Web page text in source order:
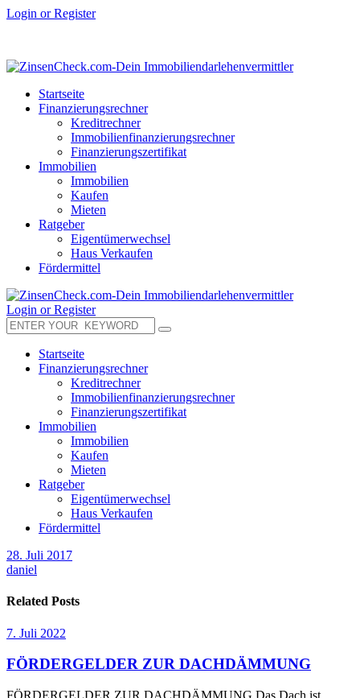
Login or Register
Startseite
Finanzierungsrechner
Kreditrechner
Immobilienfinanzierungsrechner
Finanzierungszertifikat
Immobilien
Immobilien
Kaufen
Mieten
Ratgeber
Eigentümerwechsel
Haus Verkaufen
Fördermittel
Login or Register
Startseite
Finanzierungsrechner
Kreditrechner
Immobilienfinanzierungsrechner
Finanzierungszertifikat
Immobilien
Immobilien
Kaufen
Mieten
Ratgeber
Eigentümerwechsel
Haus Verkaufen
Fördermittel
28. Juli 2017
daniel
Related Posts
7. Juli 2022
FÖRDERGELDER ZUR DACHDÄMMUNG
FÖRDERGELDER ZUR DACHDÄMMUNG Das Dach ist